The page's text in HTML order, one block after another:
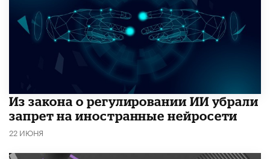
Из закона о регулировании ИИ убрали
запрет на иностранные нейросети
22 ИЮНЯ